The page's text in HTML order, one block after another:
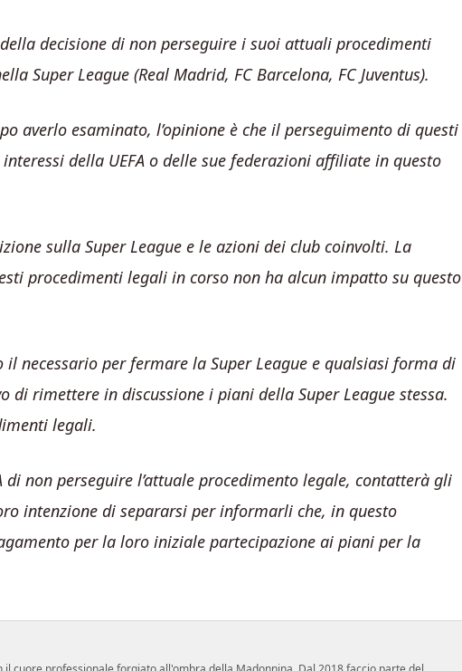
decisione di non perseguire i suoi attuali procedimenti
Super League (Real Madrid, FC Barcelona, FC Juventus).
averlo esaminato, l’opinione è che il perseguimento di questi
della UEFA o delle sue federazioni affiliate in questo
sulla Super League e le azioni dei club coinvolti. La
procedimenti legali in corso non ha alcun impatto su questo
necessario per fermare la Super League e qualsiasi forma di
rimettere in discussione i piani della Super League stessa.
legali.
di non perseguire l’attuale procedimento legale, contatterà gli
intenzione di separarsi per informarli che, in questo
per la loro iniziale partecipazione ai piani per la